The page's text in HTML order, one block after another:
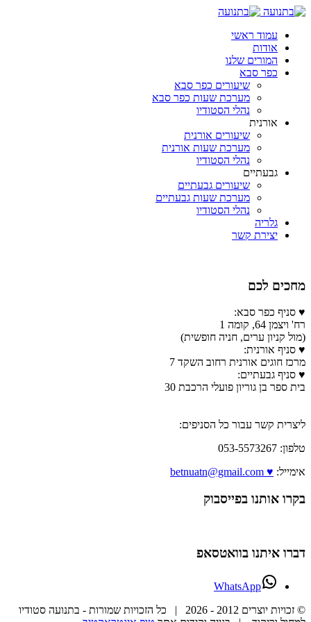
עמוד ראשי
אודות
המורים שלנו
כפר סבא
שיעורים כפר סבא
מערכת שעות כפר סבא
נהלי הסטודיו
אורנית
שיעורים אורנית
מערכת שעות אורנית
נהלי הסטודיו
גבעתיים
שיעורים גבעתיים
מערכת שעות גבעתיים
נהלי הסטודיו
גלריה
יצירת קשר
מחכים לכם
♥ סניף כפר סבא:
רח' ויצמן 64, קומה 1
(מול קניון ערים, חניה חופשית)
♥ סניף אורנית:
מרכז חוגים אורנית רחוב השקד 7
♥ סניף גבעתיים:
בית ספר בן גוריון פועלי הרכבת 30
ליצרית קשר עבור כל הסניפים:
טלפון: 053-5573267
אימייל: ♥ betnuatn@gmail.com
בקרו אותנו בפייסבוק
דברו איתנו בוואטסאפ
WhatsApp
© זכויות יוצרים 2012 -
2026 | כל הזכויות שמורות - בתנועה סטודיו